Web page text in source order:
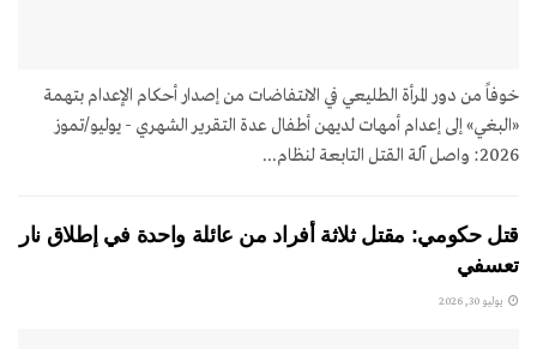
خوفاً من دور المرأة الطليعي في الانتفاضات من إصدار أحكام الإعدام بتهمة
«البغي» إلى إعدام أمهات لديهن أطفال عدة التقرير الشهري - يوليو/تموز
2026: واصل آلة القتل التابعة لنظام...
قتل حكومي: مقتل ثلاثة أفراد من عائلة واحدة في إطلاق نار
تعسفي
يوليو 30, 2026